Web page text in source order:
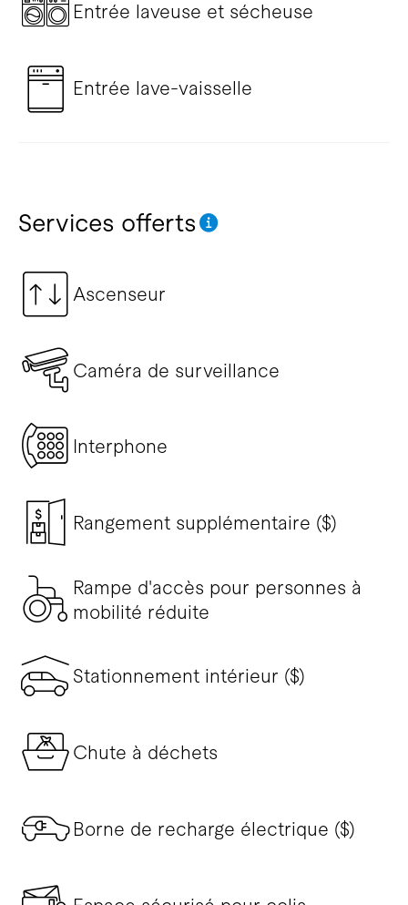
Entrée laveuse et sécheuse
Entrée lave-vaisselle
Services offerts
Ascenseur
Caméra de surveillance
Interphone
Rangement supplémentaire ($)
Rampe d'accès pour personnes à
mobilité réduite
Stationnement intérieur ($)
Chute à déchets
Borne de recharge électrique ($)